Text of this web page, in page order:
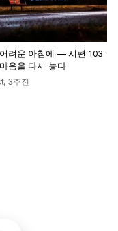
려운 아침에 — 시편 103
음을 다시 놓다
, 3주전